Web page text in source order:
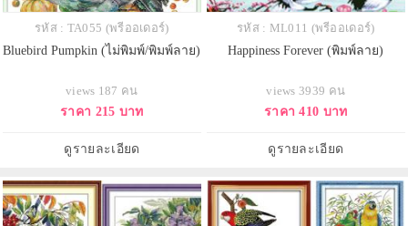
รหัส : TA055 (พรีออเดอร์)
Bluebird Pumpkin (ไม่พิมพ์/พิมพ์ลาย)
views 187 คน
ราคา 215 บาท
ดูรายละเอียด
รหัส : ML011 (พรีออเดอร์)
Happiness Forever (พิมพ์ลาย)
views 3939 คน
ราคา 410 บาท
ดูรายละเอียด